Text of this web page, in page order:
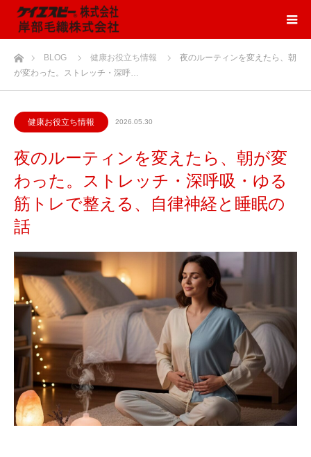
ホームBLOG 健康お役立ち情報
夜のルーティンを変えたら、朝
が変わった。ストレッチ・深呼…
健康お役立ち情報 2026.05.30
夜のルーティンを変えたら、朝が変
わった。ストレッチ・深呼吸・ゆる
筋トレで整える、自律神経と睡眠の
話